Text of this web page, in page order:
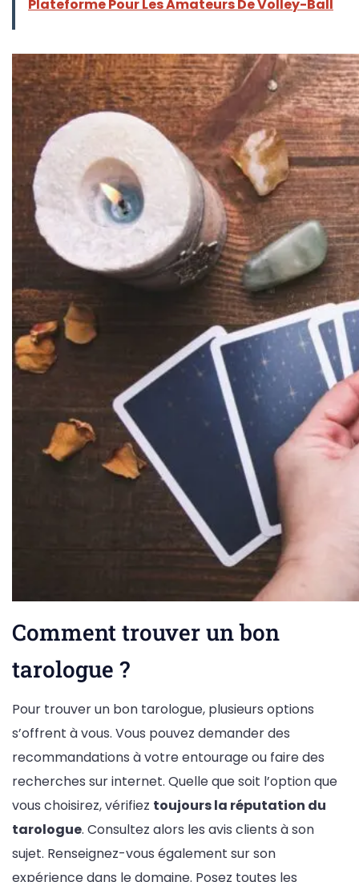
Plateforme Pour Les Amateurs De Volley-Ball
Comment trouver un bon
tarologue ?
Pour trouver un bon tarologue, plusieurs options
s’offrent à vous. Vous pouvez demander des
recommandations à votre entourage ou faire des
recherches sur internet. Quelle que soit l’option que
vous choisirez, vérifiez toujours la réputation du
tarologue. Consultez alors les avis clients à son
sujet. Renseignez-vous également sur son
expérience dans le domaine. Posez toutes les